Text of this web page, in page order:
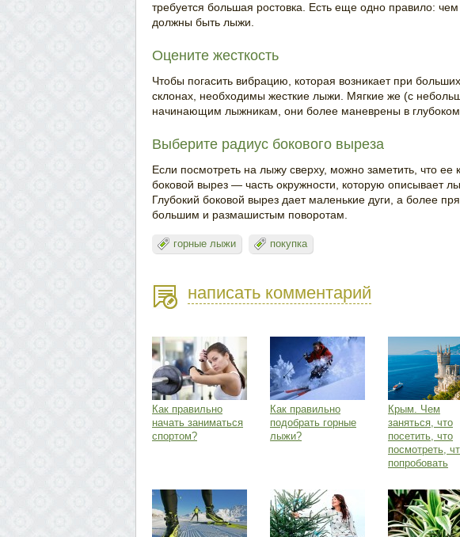
требуется большая ростовка. Есть еще одно правило:
должны быть лыжи.
Оцените жесткость
Чтобы погасить вибрацию, которая возникает при
склонах, необходимы жесткие лыжи. Мягкие же (с
начинающим лыжникам, они более маневрены в глубоком
Выберите радиус бокового выреза
Если посмотреть на лыжу сверху, можно заметить, что ее
боковой вырез — часть окружности, которую описывает
Глубокий боковой вырез дает маленькие дуги, а более
большим и размашистым поворотам.
горные лыжи покупка
написать комментарий
Как правильно
начать заниматься
спортом?
Как правильно
подобрать горные
лыжи?
Крым. Чем
заняться, что
посетить, что
посмотреть,
попробовать